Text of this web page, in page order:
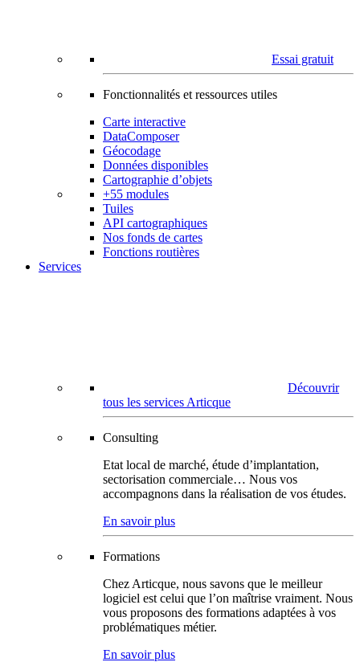
Essai gratuit
Fonctionnalités et ressources utiles
Carte interactive
DataComposer
Géocodage
Données disponibles
Cartographie d’objets
+55 modules
Tuiles
API cartographiques
Nos fonds de cartes
Fonctions routières
Services
Découvrir
tous les services Articque
Consulting
Etat local de marché, étude d’implantation,
sectorisation commerciale… Nous vos
accompagnons dans la réalisation de vos études.
En savoir plus
Formations
Chez Articque, nous savons que le meilleur
logiciel est celui que l’on maîtrise vraiment. Nous
vous proposons des formations adaptées à vos
problématiques métier.
En savoir plus